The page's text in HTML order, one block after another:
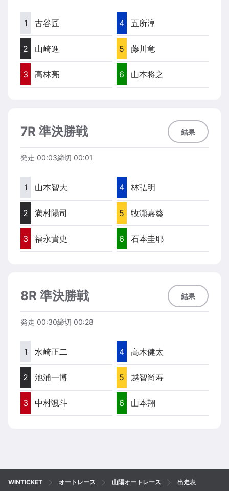
1 古谷匠
2 山崎進
3 高林亮
4 五所淳
5 藤川竜
6 山本将之
7R 準決勝戦 結果
発走 00:03締切 00:01
1 山本智大
2 満村陽司
3 福永貴史
4 林弘明
5 牧瀬嘉葵
6 石本圭耶
8R 準決勝戦 結果
発走 00:30締切 00:28
1 水崎正二
2 池浦一博
3 中村颯斗
4 高木健太
5 越智尚寿
6 山本翔
WINTICKET オートレース 山陽オートレース 出走表